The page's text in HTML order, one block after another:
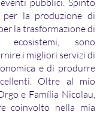
pubblici. Spinto
per la produzione di
la trasformazione di
ecosistemi, sono
i migliori servizi di
e di produrre
Oltre al mio
e Família Nicolau,
coinvolto nella mia